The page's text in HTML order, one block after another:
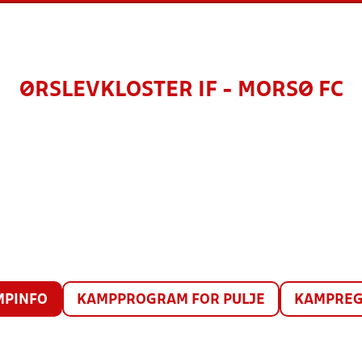
ØRSLEVKLOSTER IF - MORSØ FC
KAMPPROGRAM FOR PULJE